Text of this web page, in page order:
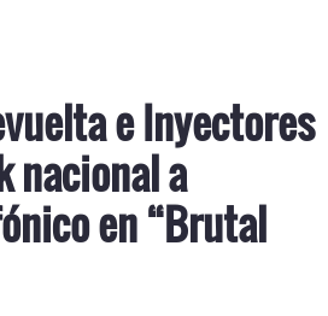
e Inyectores
nacional a
en “Brutal